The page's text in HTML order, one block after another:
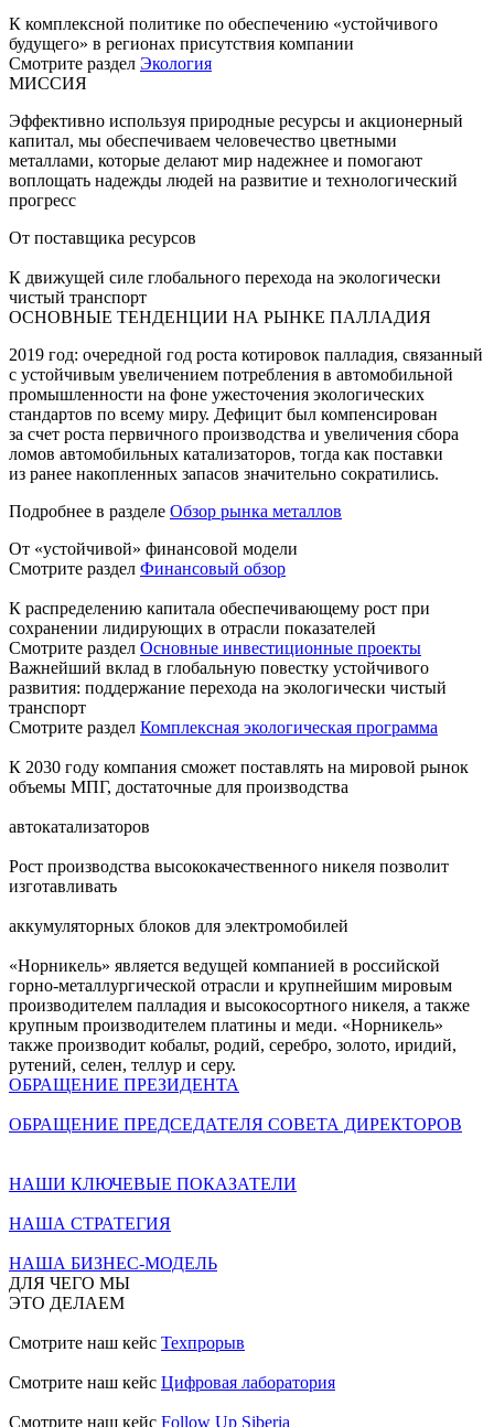
К комплексной политике по обеспечению «устойчивого
будущего» в регионах присутствия компании
Смотрите раздел Экология
МИССИЯ
Эффективно используя природные ресурсы и акционерный
капитал, мы обеспечиваем человечество цветными
металлами, которые делают мир надежнее и помогают
воплощать надежды людей на развитие и технологический
прогресс
От поставщика ресурсов
К движущей силе глобального перехода на экологически
чистый транспорт
ОСНОВНЫЕ ТЕНДЕНЦИИ НА РЫНКЕ ПАЛЛАДИЯ
2019 год: очередной год роста котировок палладия, связанный
с устойчивым увеличением потребления в автомобильной
промышленности на фоне ужесточения экологических
стандартов по всему миру. Дефицит был компенсирован
за счет роста первичного производства и увеличения сбора
ломов автомобильных катализаторов, тогда как поставки
из ранее накопленных запасов значительно сократились.
Подробнее в разделе Обзор рынка металлов
От «устойчивой» финансовой модели
Смотрите раздел Финансовый обзор
К распределению капитала обеспечивающему рост при
сохранении лидирующих в отрасли показателей
Смотрите раздел Основные инвестиционные проекты
Важнейший вклад в глобальную повестку устойчивого
развития: поддержание перехода на экологически чистый
транспорт
Смотрите раздел Комплексная экологическая программа
К 2030 году компания сможет поставлять на мировой рынок
объемы МПГ, достаточные для производства
автокатализаторов
Рост производства высококачественного никеля позволит
изготавливать
аккумуляторных блоков для электромобилей
«Норникель» является ведущей компанией в российской
горно-металлургической отрасли и крупнейшим мировым
производителем палладия и высокосортного никеля, а также
крупным производителем платины и меди. «Норникель»
также производит кобальт, родий, серебро, золото, иридий,
рутений, селен, теллур и серу.
ОБРАЩЕНИЕ ПРЕЗИДЕНТА
ОБРАЩЕНИЕ ПРЕДСЕДАТЕЛЯ СОВЕТА ДИРЕКТОРОВ
НАШИ КЛЮЧЕВЫЕ ПОКАЗАТЕЛИ
НАША СТРАТЕГИЯ
НАША БИЗНЕС-МОДЕЛЬ
ДЛЯ ЧЕГО МЫ
ЭТО ДЕЛАЕМ
Смотрите наш кейс Техпрорыв
Смотрите наш кейс Цифровая лаборатория
Смотрите наш кейс Follow Up Siberia